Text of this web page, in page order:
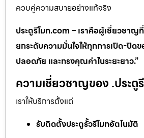
ควบคู่ความสบายอย่างแท้จริง
ประตูรีโมท.com – เราคือผู้เชี่ยวชาญ
ยกระดับความมั่นใจให้ทุกการเปิด-ปิด
ปลอดภัย และทรงคุณค่าในระยะยาว.”
ความเชี่ยวชาญของ .ประตู
เราให้บริการตั้งแต่
รับติดตั้งประตูรั้วรีโมทอัตโนมัติ